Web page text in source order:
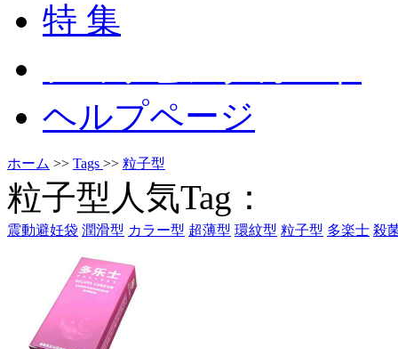
特 集
ヘルプページ
ホーム >> Tags >> 粒子型
粒子型人気Tag：
震動避妊袋 潤滑型 カラー型 超薄型 環紋型 粒子型 多楽士 殺